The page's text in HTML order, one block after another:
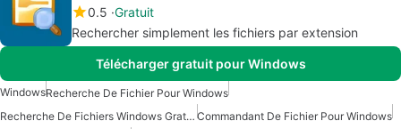
0.5 Gratuit
Rechercher simplement les fichiers par extension
Télécharger gratuit pour Windows
WindowsRecherche De Fichier Pour Windows
Recherche De Fichiers Windows Gratuite Commandant De Fichier Pour Windows